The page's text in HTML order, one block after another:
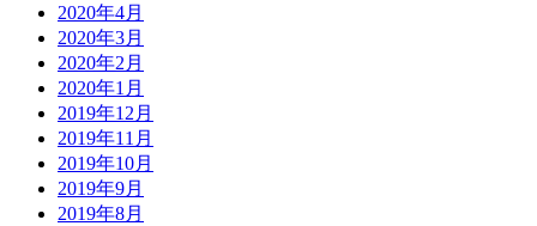
2020年4月
2020年3月
2020年2月
2020年1月
2019年12月
2019年11月
2019年10月
2019年9月
2019年8月